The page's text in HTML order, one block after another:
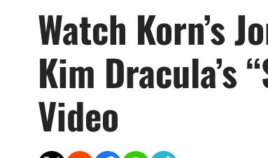
Watch Korn’s
Kim Dracula’s
Video